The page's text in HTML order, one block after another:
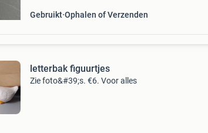
Gebruikt Ophalen of Verzenden
letterbak figuurtjes
Zie foto&#39;s. €6. Voor alles